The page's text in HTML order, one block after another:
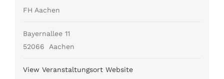
FH Aachen
Bayernallee 11
52066
Aachen
View Veranstaltungsort Website